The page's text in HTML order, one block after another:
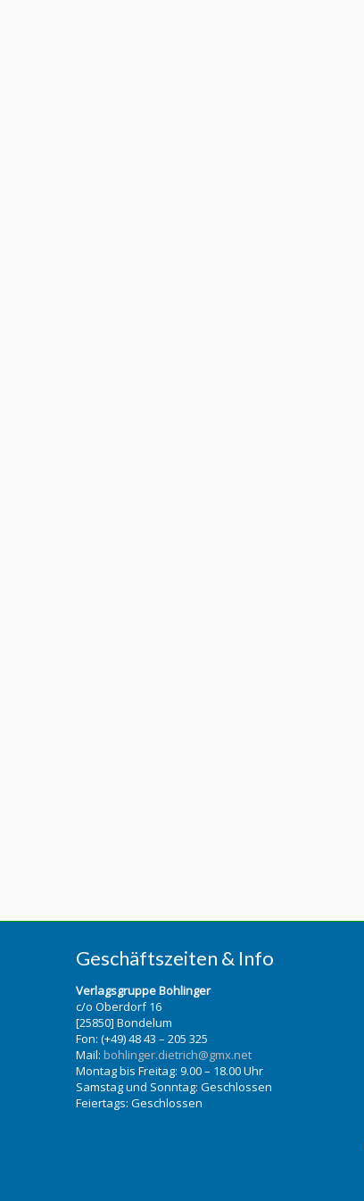
Geschäftszeiten & Info
Verlagsgruppe Bohlinger
c/o Oberdorf 16
[25850] Bondelum
Fon: (+49) 48 43 – 205 325
Mail: bohlinger.dietrich@gmx.net
Montag bis Freitag: 9.00 – 18.00 Uhr
Samstag und Sonntag: Geschlossen
Feiertags: Geschlossen